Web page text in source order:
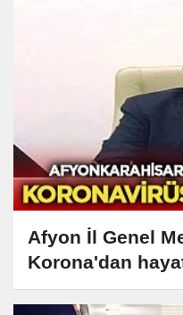
Afyon İl Genel
Korona'dan